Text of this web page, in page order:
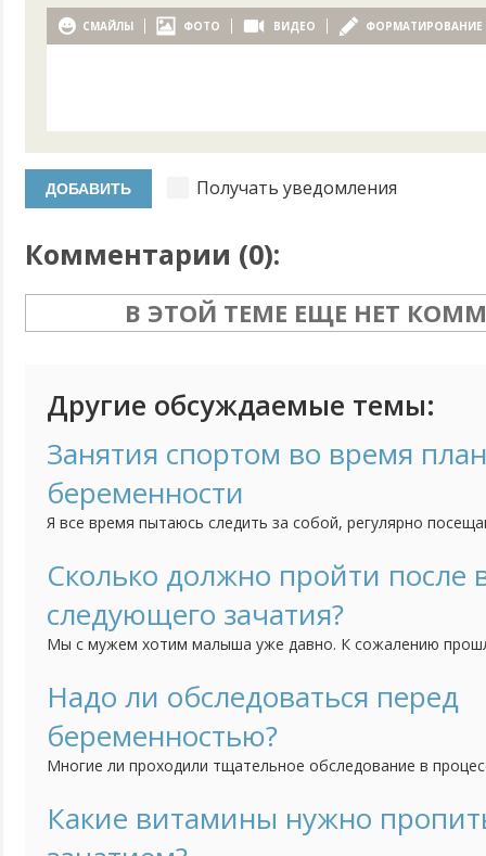
СМАЙЛЫ ФОТО ВИДЕО ФОРМАТИРОВАНИЕ
Получать уведомления
Комментарии (0):
В ЭТОЙ ТЕМЕ ЕЩЕ НЕТ
Другие обсуждаемые темы:
Занятия спортом во время
беременности
Я все время пытаюсь следить за собой, регулярно
вести такой образ жизни если я пытаюсь забеременеть?
еще до того как я узнаю, что я беременна?
Сколько должно пройти
следующего зачатия?
Мы с мужем хотим малыша уже давно. К сожалению
считаете когда нам можно начинать пробовать снова?
Надо ли обследоваться перед
беременностью?
Многие ли проходили тщательное обследование в
практически здоровых людей без особых вредных
одной стороны, можно подстраховаться. Но с другой,
Какие витамины нужно